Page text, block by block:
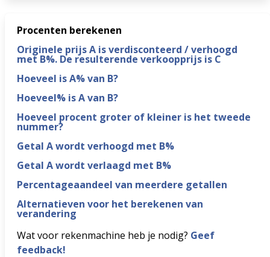
Procenten berekenen
Originele prijs A is verdisconteerd / verhoogd
met B%. De resulterende verkoopprijs is C
Hoeveel is A% van B?
Hoeveel% is A van B?
Hoeveel procent groter of kleiner is het tweede
nummer?
Getal A wordt verhoogd met B%
Getal A wordt verlaagd met B%
Percentageaandeel van meerdere getallen
Alternatieven voor het berekenen van
verandering
Wat voor rekenmachine heb je nodig? Geef
feedback!